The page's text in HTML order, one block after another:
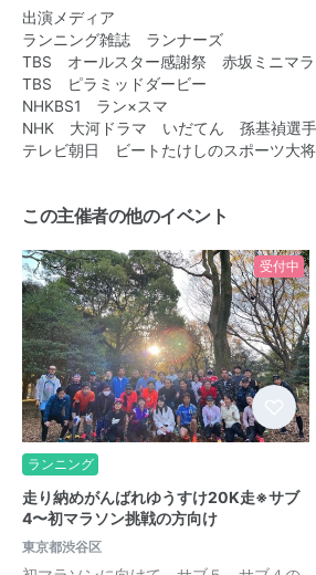
出演メディア
ランニング雑誌 ランナーズ
TBS オールスター感謝祭 赤坂ミニマラ
TBS ピラミッドダービー
NHKBS1 ラン×スマ
NHK 大河ドラマ いだてん 孫基禎選
テレビ朝日 ビートたけしのスポーツ大将
この主催者の他のイベント
受付中
ランニング
走り納めがんばれゆうすけ20K走※サブ
4〜初マラソン挑戦の方向け
東京都渋谷区